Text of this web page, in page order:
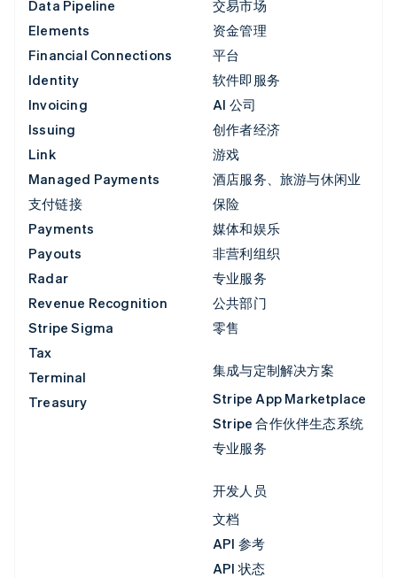
Data Pipeline
Elements
Financial Connections
Identity
Invoicing
Issuing
Link
Managed Payments
支付链接
Payments
Payouts
Radar
Revenue Recognition
Stripe Sigma
Tax
Terminal
Treasury
交易市场
资金管理
平台
软件即服务
AI 公司
创作者经济
游戏
酒店服务、旅游与休闲业
保险
媒体和娱乐
非营利组织
专业服务
公共部门
零售
集成与定制解决方案
Stripe App Marketplace
Stripe 合作伙伴生态系统
专业服务
开发人员
文档
API 参考
API 状态